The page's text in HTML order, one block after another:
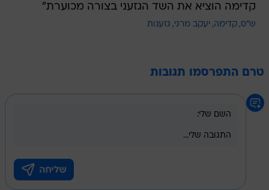
קדימה הוציא את השד הגזעני בצורה מכוערת"
ש"ס קדימה יעקב מרגי גזענות
טרם התפרסמו תגובות